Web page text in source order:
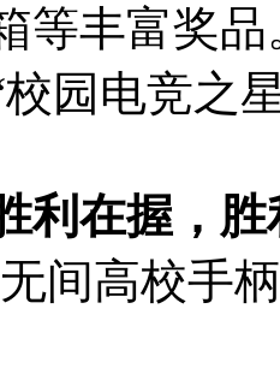
等丰富奖
园电竞之
利在握，
间高校手